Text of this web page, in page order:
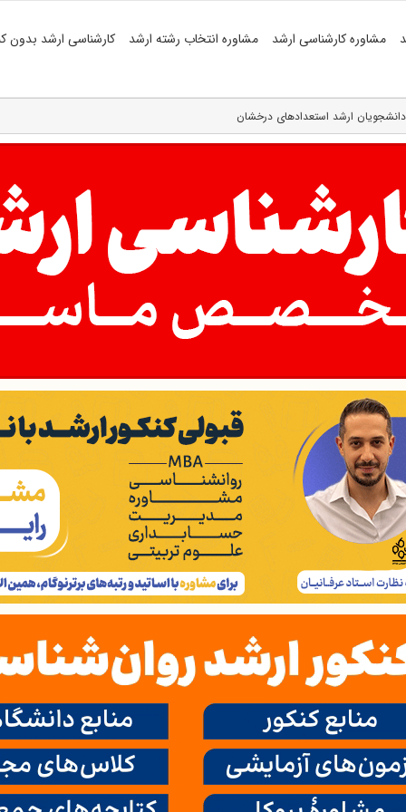
مشاوره کارشناسی ارشد مشاوره انتخاب رشته ارشد کارشناسی ارشد بدون
ارشد استعدادهای درخشان